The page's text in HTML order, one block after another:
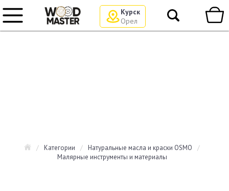
Курск
Орел
/ Категории / Натуральные масла и краски OSMO
/
Малярные инструменты и материалы